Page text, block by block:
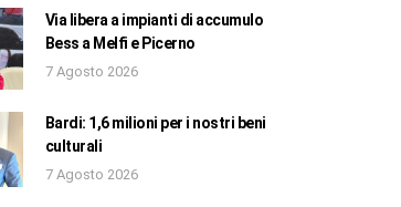
Via libera a impianti di accumulo
Bess a Melfi e Picerno
7 Agosto 2026
Bardi: 1,6 milioni per i nostri beni
culturali
7 Agosto 2026